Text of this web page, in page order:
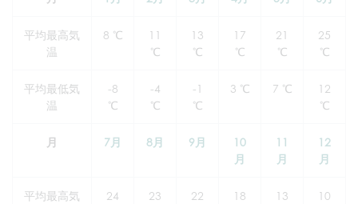
平均最高気
温
8 ℃
11
℃
13
℃
17
℃
21
℃
25
℃
平均最低気
温
-8
℃
-4
℃
-1
℃
3 ℃ 7 ℃
12
℃
月 7月 8月 9月
10
月
11
月
12
月
平均最高気
24
23
22
18
13
10